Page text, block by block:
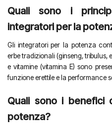
Quali sono i
integratori per la
Gli integratori per la potenza
erbe tradizionali (ginseng, tribulus,
e vitamine (vitamina E) sono
funzione erettile e la performance
Quali sono i benefici
potenza?